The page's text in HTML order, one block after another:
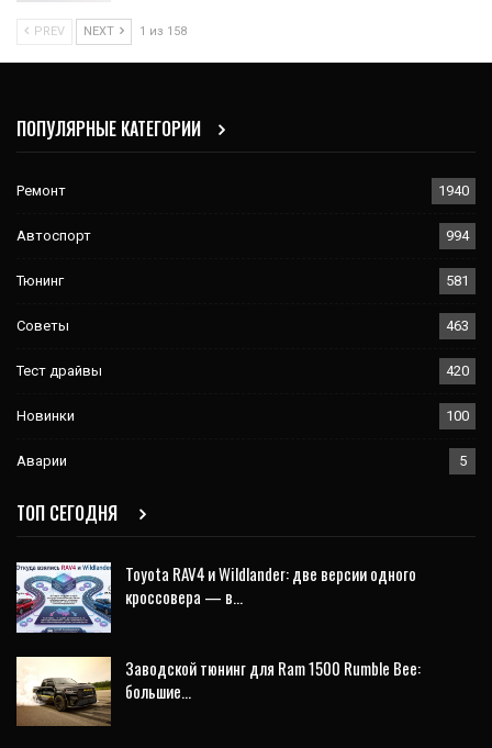
PREV NEXT 1 из 158
ПОПУЛЯРНЫЕ КАТЕГОРИИ
Ремонт 1940
Автоспорт 994
Тюнинг 581
Советы 463
Тест драйвы 420
Новинки 100
Аварии 5
ТОП СЕГОДНЯ
Toyota RAV4 и Wildlander: две версии одного
кроссовера — в…
Заводской тюнинг для Ram 1500 Rumble Bee:
большие…